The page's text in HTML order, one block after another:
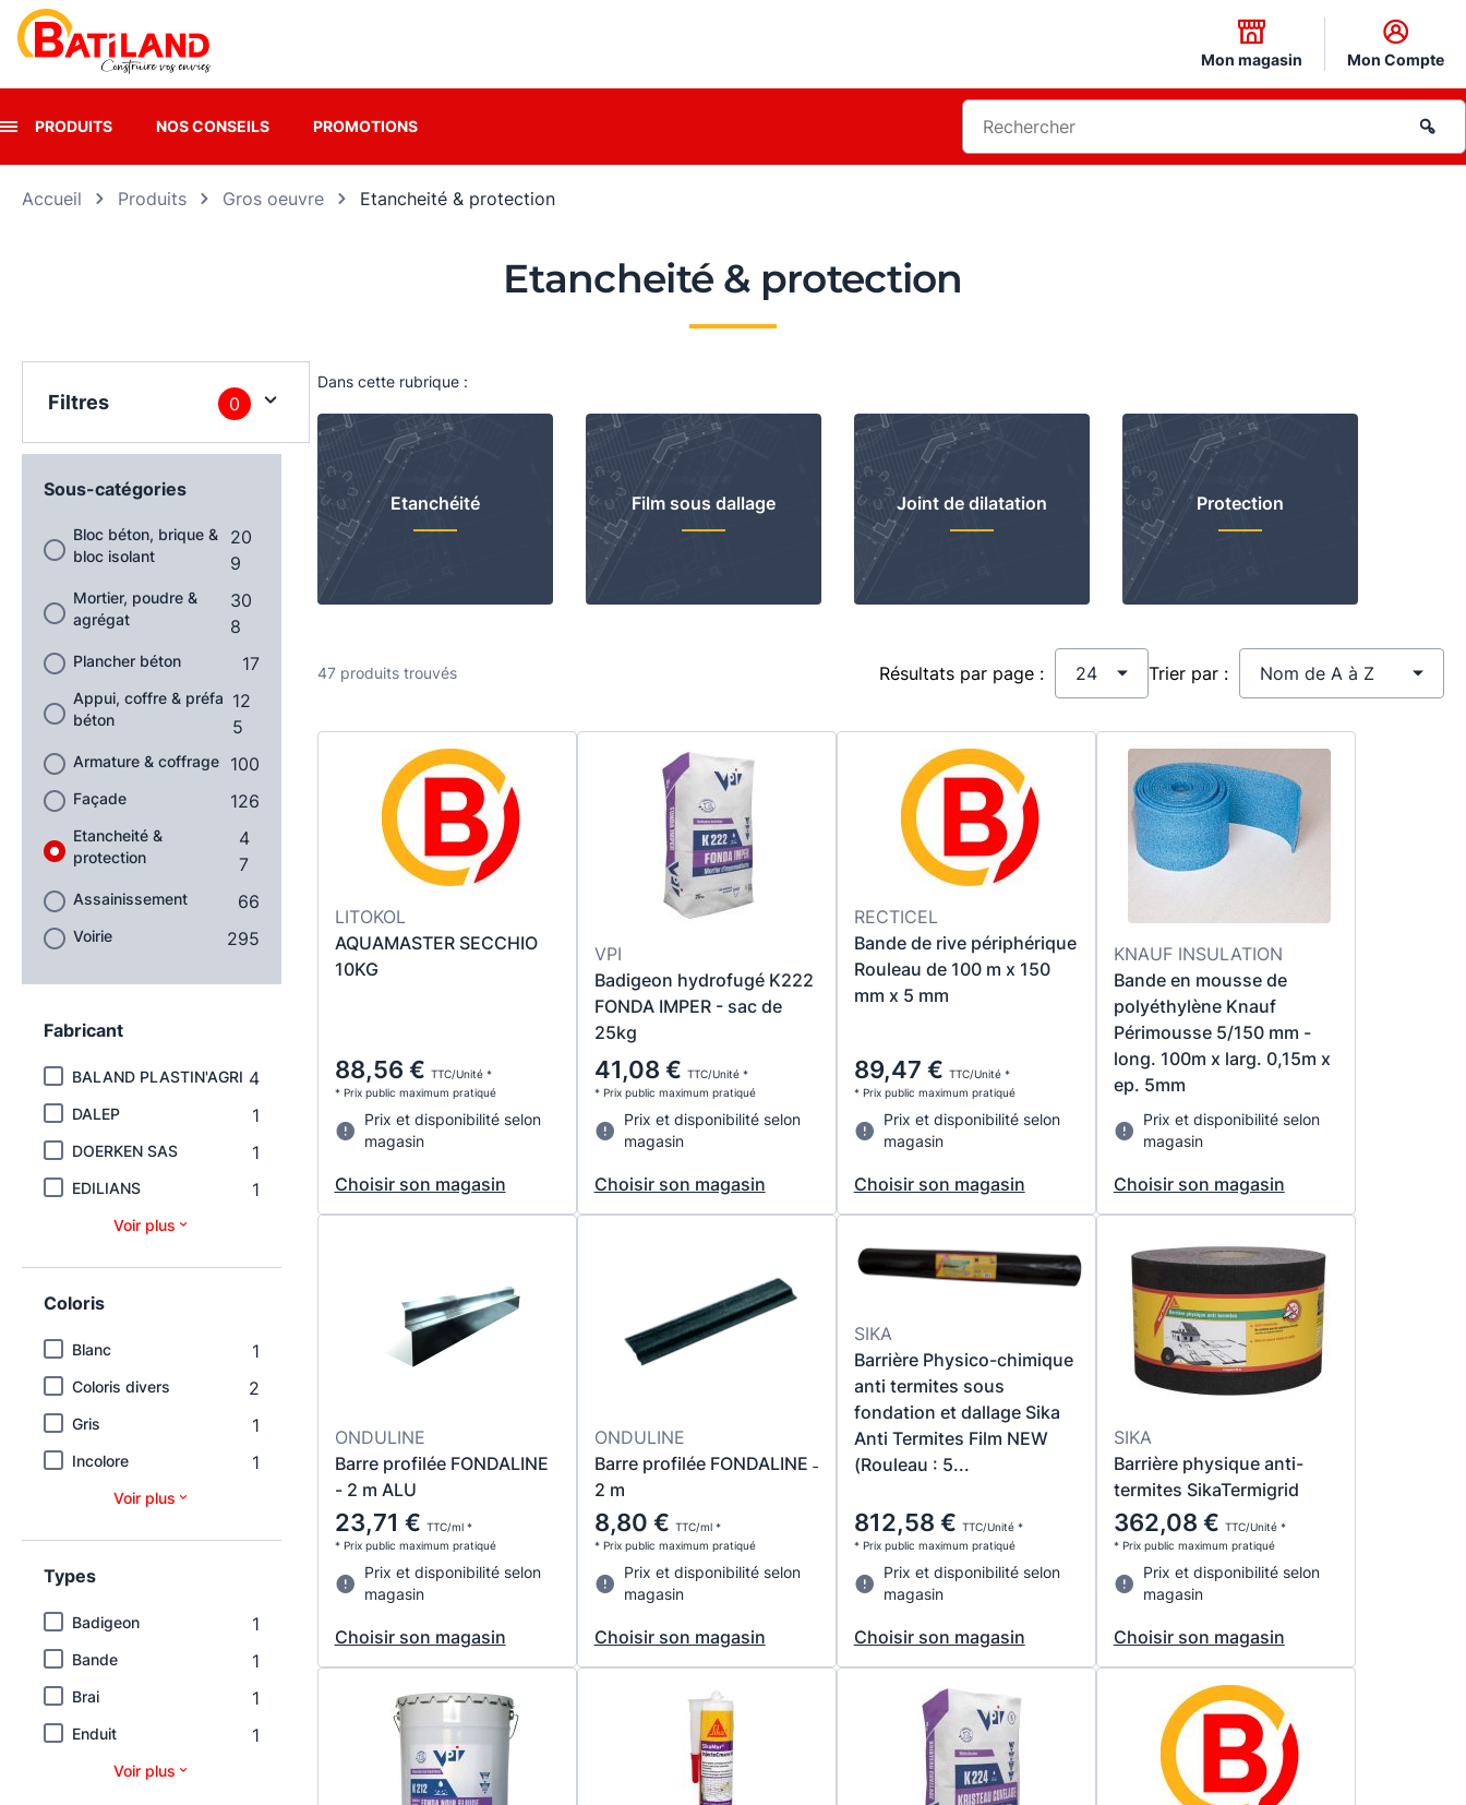
Mon magasin Mon Compte
PRODUITS NOS CONSEILS PROMOTIONS
Accueil Produits Gros oeuvre Etancheité & protection
Etancheité & protection
Filtres 0
Sous-catégories
Bloc béton, brique &
bloc isolant
20
9
Mortier, poudre &
agrégat
30
8
Plancher béton 17
Appui, coffre & préfa
béton
12
5
Armature & coffrage 100
Façade 126
Etancheité &
protection
4
7
Assainissement 66
Voirie 295
Fabricant
BALAND PLASTIN'AGRI 4
DALEP 1
DOERKEN SAS 1
EDILIANS 1
Voir plus
Coloris
Blanc 1
Coloris divers 2
Gris 1
Incolore 1
Voir plus
Types
Badigeon 1
Bande 1
Brai 1
Enduit 1
Voir plus
Dans cette rubrique :
Etanchéité Film sous dallage Joint de dilatation Protection
47 produits trouvés Résultats par page : Trier par :
LITOKOL
AQUAMASTER SECCHIO
10KG
88,56 € TTC/Unité *
* Prix public maximum pratiqué
Prix et disponibilité selon
magasin
Choisir son magasin
VPI
Badigeon hydrofugé K222
FONDA IMPER - sac de
25kg
41,08 € TTC/Unité *
* Prix public maximum pratiqué
Prix et disponibilité selon
magasin
Choisir son magasin
RECTICEL
Bande de rive périphérique
Rouleau de 100 m x 150
mm x 5 mm
89,47 € TTC/Unité *
* Prix public maximum pratiqué
Prix et disponibilité selon
magasin
Choisir son magasin
KNAUF INSULATION
Bande en mousse de
polyéthylène Knauf
Périmousse 5/150 mm -
long. 100m x larg. 0,15m x
ep. 5mm
Prix et disponibilité selon
magasin
Choisir son magasin
ONDULINE
Barre profilée FONDALINE
- 2 m ALU
23,71 € TTC/ml *
* Prix public maximum pratiqué
Prix et disponibilité selon
magasin
Choisir son magasin
ONDULINE
Barre profilée FONDALINE ˗
2 m
8,80 € TTC/ml *
* Prix public maximum pratiqué
Prix et disponibilité selon
magasin
Choisir son magasin
SIKA
Barrière Physico-chimique
anti termites sous
fondation et dallage Sika
Anti Termites Film NEW
(Rouleau : 5...
812,58 € TTC/Unité *
* Prix public maximum pratiqué
Prix et disponibilité selon
magasin
Choisir son magasin
SIKA
Barrière physique anti-
termites SikaTermigrid
362,08 € TTC/Unité *
* Prix public maximum pratiqué
Prix et disponibilité selon
magasin
Choisir son magasin
Panneau de gestion des cookies